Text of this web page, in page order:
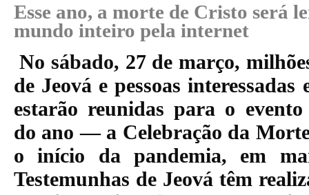
Esse ano, a morte de Cristo será
mundo inteiro pela internet
No sábado, 27 de março,
de Jeová e pessoas
estarão reunidas para o
do ano — a Celebração da
o início da pandemia, em
Testemunhas de Jeová têm